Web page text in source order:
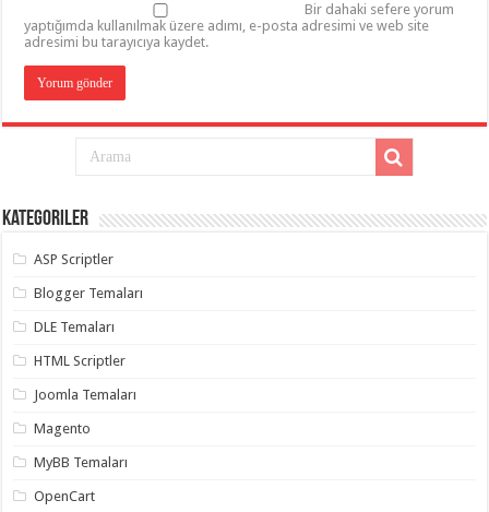
Bir dahaki sefere yorum
yaptığımda kullanılmak üzere adımı, e-posta adresimi ve web site
adresimi bu tarayıcıya kaydet.
Kategoriler
ASP Scriptler
Blogger Temaları
DLE Temaları
HTML Scriptler
Joomla Temaları
Magento
MyBB Temaları
OpenCart